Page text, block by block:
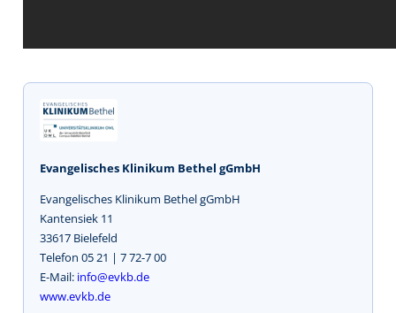
Evangelisches Klinikum Bethel gGmbH
Evangelisches Klinikum Bethel gGmbH
Kantensiek 11
33617 Bielefeld
Telefon 05 21 | 7 72-7 00
E-Mail: info@evkb.de
www.evkb.de